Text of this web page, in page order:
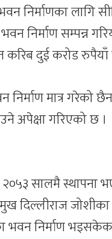
निर्माणका लागि
निर्माण सम्पन्न
करिब दुई करोड
मात्र गरेको
अपेक्षा गरिएको छ ।
सालमै
दिल्लीराज
भवन निर्माण